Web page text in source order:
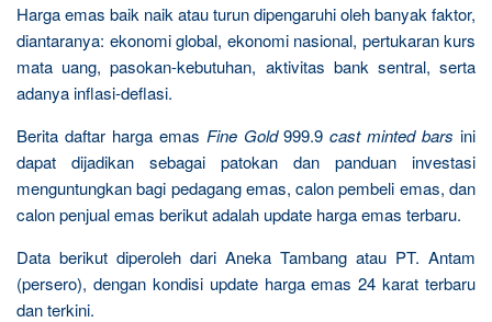
Harga emas baik naik atau turun dipengaruhi oleh banyak faktor,
diantaranya: ekonomi global, ekonomi nasional, pertukaran kurs
mata uang, pasokan-kebutuhan, aktivitas bank sentral, serta
adanya inflasi-deflasi.
Berita daftar harga emas Fine Gold999.9cast minted barsini
dapat dijadikan sebagai patokan dan panduan investasi
menguntungkan bagi pedagang emas, calon pembeli emas, dan
calon penjual emas berikut adalah update harga emas terbaru.
Data berikut diperoleh dari Aneka Tambang atau PT. Antam
(persero), dengan kondisi update harga emas 24 karat terbaru
dan terkini.